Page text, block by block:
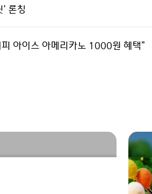
론칭
아이스 아메리카노 1000원 혜택”